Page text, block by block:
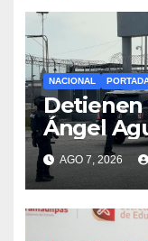
NACIONAL
Detienen
Ángel
el caso
AGO 7, 2026